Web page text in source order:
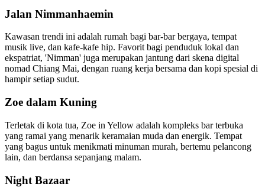
Jalan Nimmanhaemin
Kawasan trendi ini adalah rumah bagi bar-bar bergaya, tempat
musik live, dan kafe-kafe hip. Favorit bagi penduduk lokal dan
ekspatriat, 'Nimman' juga merupakan jantung dari skena digital
nomad Chiang Mai, dengan ruang kerja bersama dan kopi spesial di
hampir setiap sudut.
Zoe dalam Kuning
Terletak di kota tua, Zoe in Yellow adalah kompleks bar terbuka
yang ramai yang menarik keramaian muda dan energik. Tempat
yang bagus untuk menikmati minuman murah, bertemu pelancong
lain, dan berdansa sepanjang malam.
Night Bazaar